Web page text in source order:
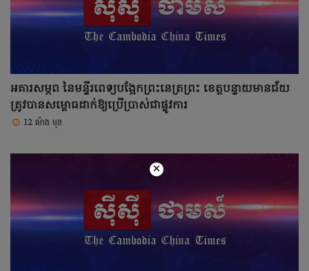
អគារសម្ភព នៃមន្ទីរពេទ្យបង្អែកព្រះនេត្រព្រះ ខេត្តបន្ទាយមានជ័យ
ត្រូវបានសម្ពោធដាក់ឱ្យប្រើប្រាស់ជាផ្លូវការ
12 ម៉ោង មុន
×